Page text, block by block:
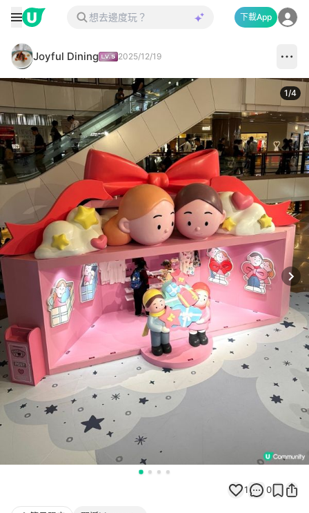
下載App
Joyful Dining 2025/12/19
1/4
1 0